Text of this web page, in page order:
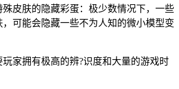
皮肤的隐藏彩蛋：极少数情况下，一些
可能会隐藏一些不为人知的微小模型变
家拥有极高的辨?识度和大量的游戏时